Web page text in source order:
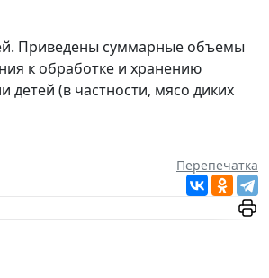
Приведены суммарные объемы
к обработке и хранению
детей (в частности, мясо диких
Перепечатка